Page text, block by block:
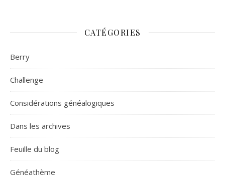
CATÉGORIES
Berry
Challenge
Considérations généalogiques
Dans les archives
Feuille du blog
Généathème